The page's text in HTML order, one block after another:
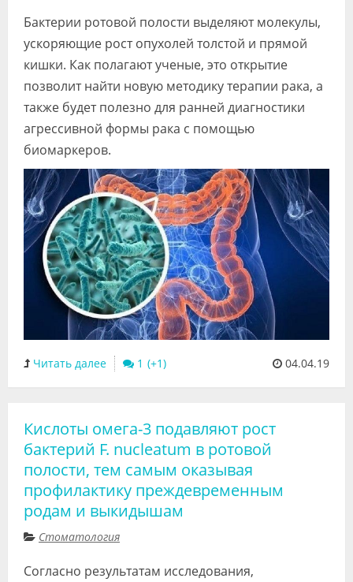
Бактерии ротовой полости выделяют молекулы,
ускоряющие рост опухолей толстой и прямой
кишки. Как полагают ученые, это открытие
позволит найти новую методику терапии рака, а
также будет полезно для ранней диагностики
агрессивной формы рака с помощью
биомаркеров.
Читать далее 1 04.04.19
Кислоты омега-3 подавляют рост
бактерий F. nucleatum в ротовой
полости, тем самым оказывая
профилактику преждевременным
родам и выкидышам
Стоматология
Согласно результатам исследования,